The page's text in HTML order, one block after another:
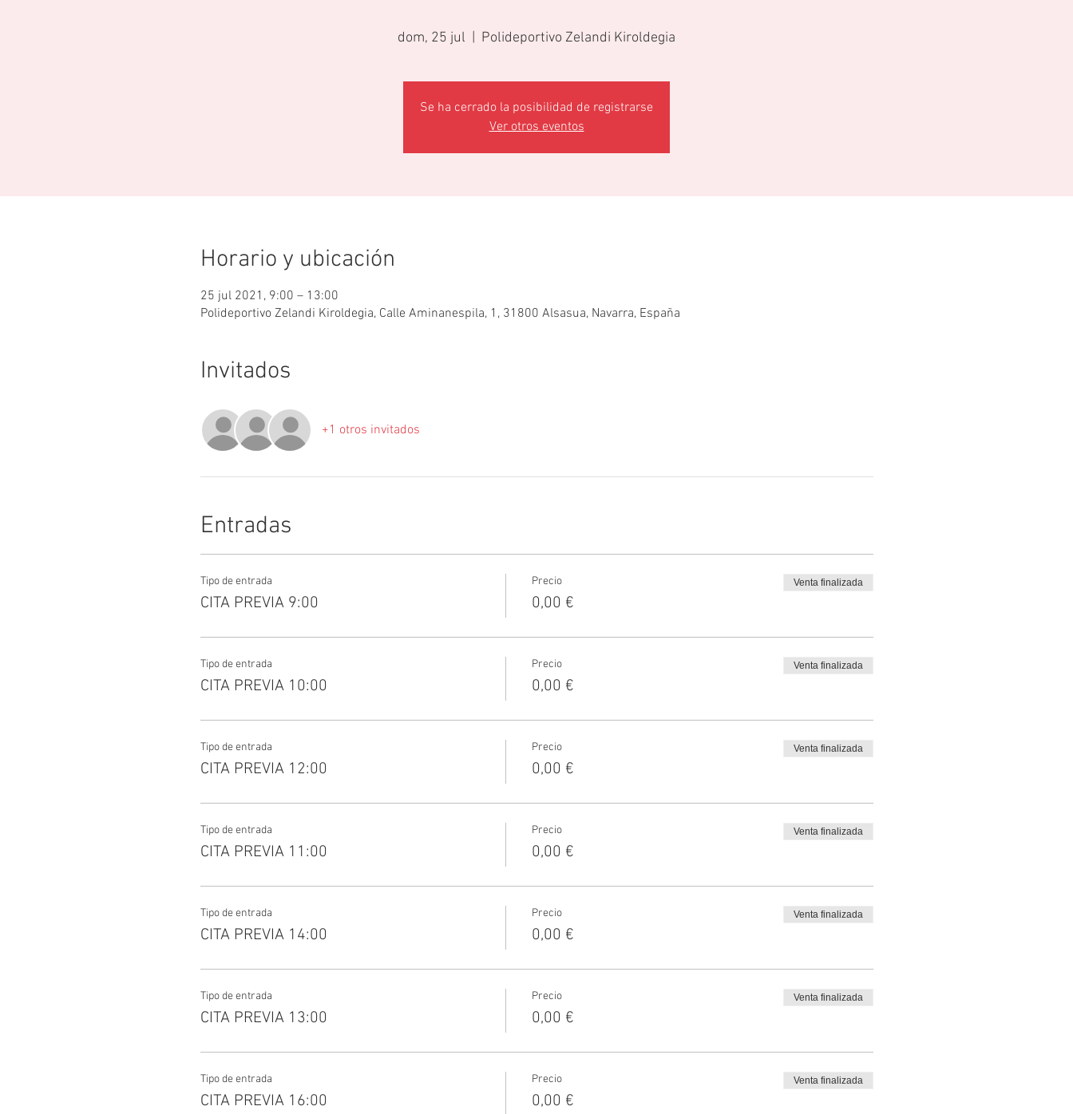
dom, 25 jul Polideportivo Zelandi Kiroldegia
Se ha cerrado la posibilidad de registrarse
Ver otros eventos
Horario y ubicación
25 jul 2021, 9:00 – 13:00
Polideportivo Zelandi Kiroldegia, Calle Aminanespila, 1, 31800 Alsasua, Navarra, España
Invitados
+1 otros invitados
Entradas
Tipo de entrada
CITA PREVIA 9:00
Precio
0,00 €
Venta finalizada
Tipo de entrada
CITA PREVIA 10:00
Precio
0,00 €
Venta finalizada
Tipo de entrada
CITA PREVIA 12:00
Precio
0,00 €
Venta finalizada
Tipo de entrada
CITA PREVIA 11:00
Precio
0,00 €
Venta finalizada
Tipo de entrada
CITA PREVIA 14:00
Precio
0,00 €
Venta finalizada
Tipo de entrada
CITA PREVIA 13:00
Precio
0,00 €
Venta finalizada
Tipo de entrada
CITA PREVIA 16:00
Precio
0,00 €
Venta finalizada